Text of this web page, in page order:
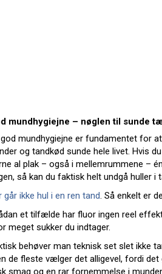
mundhygiejne – nøglen til sunde
mundhygiejne er fundamentet for
og tandkød sunde hele livet. Hvis
al plak – også i mellemrummene –
så kan du faktisk helt undgå huller i
går ikke hul i en ren tand. Så enkelt er
et tilfælde har fluor ingen reel
meget sukker du indtager.
behøver man teknisk set slet ikke
de fleste vælger det alligevel, fordi det
smag og en rar fornemmelse i